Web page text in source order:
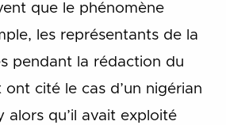
que le phénomène
les représentants de la
pendant la rédaction du
cité le cas d’un nigérian
alors qu’il avait exploité